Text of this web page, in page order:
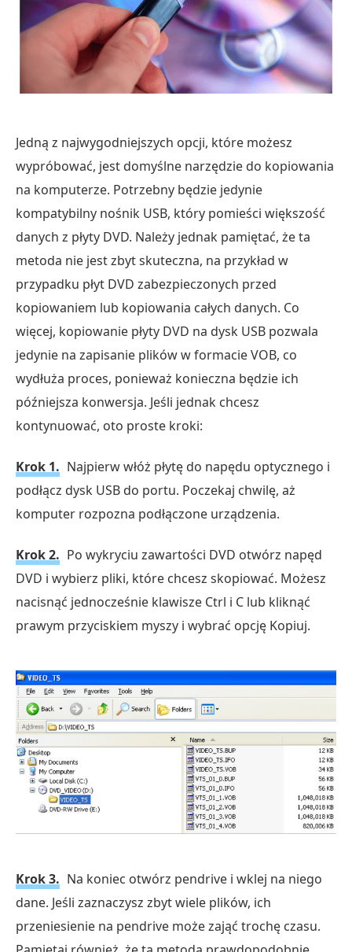
pośrednictwem
usługi
online
Część
zadawane
pytania
dotyczące
DVD
na
USB
Jedną z najwygodniejszych opcji, które możesz
wypróbować, jest domyślne narzędzie do kopiowania
na komputerze. Potrzebny będzie jedynie
kompatybilny nośnik USB, który pomieści większość
danych z płyty DVD. Należy jednak pamiętać, że ta
metoda nie jest zbyt skuteczna, na przykład w
przypadku płyt DVD zabezpieczonych przed
kopiowaniem lub kopiowania całych danych. Co
więcej, kopiowanie płyty DVD na dysk USB pozwala
jedynie na zapisanie plików w formacie VOB, co
wydłuża proces, ponieważ konieczna będzie ich
późniejsza konwersja. Jeśli jednak chcesz
kontynuować, oto proste kroki:
Krok 1. Najpierw włóż płytę do napędu optycznego i
podłącz dysk USB do portu. Poczekaj chwilę, aż
komputer rozpozna podłączone urządzenia.
Krok 2. Po wykryciu zawartości DVD otwórz napęd
DVD i wybierz pliki, które chcesz skopiować. Możesz
nacisnąć jednocześnie klawisze Ctrl i C lub kliknąć
prawym przyciskiem myszy i wybrać opcję Kopiuj.
Krok 3. Na koniec otwórz pendrive i wklej na niego
dane. Jeśli zaznaczysz zbyt wiele plików, ich
przeniesienie na pendrive może zająć trochę czasu.